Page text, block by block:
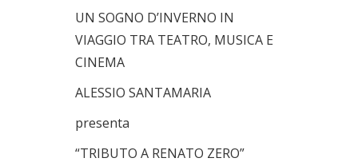
UN SOGNO D’INVERNO IN
VIAGGIO TRA TEATRO, MUSICA E
CINEMA
ALESSIO SANTAMARIA
presenta
“TRIBUTO A RENATO ZERO”